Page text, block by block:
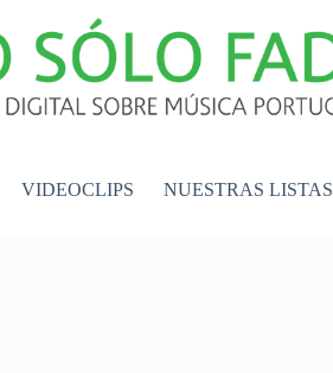
VIDEOCLIPS NUESTRAS LISTAS